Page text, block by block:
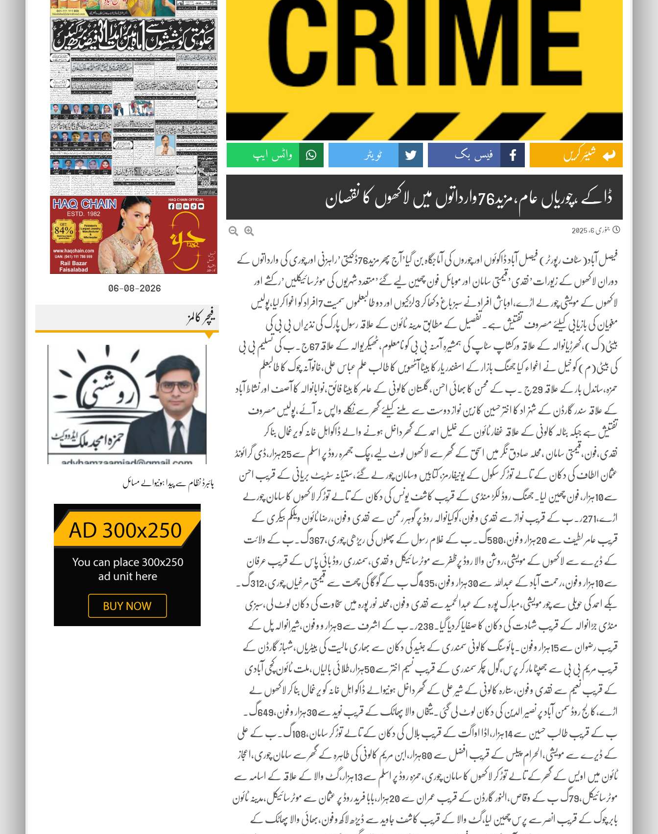
06-08-2026
فیچر کالمز
ہائبرڈ نظام سے پیدا ہونیوالے مسائل
شیئر کریں فیس بک ٹویٹر واٹس ایپ
ڈاکے ،چوریاں عام،مزید76وارداتوں میں لاکھوں کا نقصان
جنوری 6, 2025
فیصل آباد(سٹاف رپورٹر) فیصل آباد ڈاکوئوں اور چوروں کی آماجگاہ بن گیا’آج پھر مزید76ڈکیتی’راہزنی اور چوری کی وارداتوں کے
دوران لاکھوں کے زیورات’نقدی’قیمتی سامان اور موبائل فون چھین لیے گئے’متعدد شہریوں کی موٹرسائیکلیں’رکشے اور
لاکھوں کے مویشی چور لے اڑے،اوباش افرادنے سبز باغ دکھا کر 3لڑکیوں اور دو طالبعلموں سمیت7افراد کو اغوا کرلیا،پولیس
مغویان کی بازیابی کیلئے مصروف تفتیش ہے۔تفصیل کے مطابق مدینہ ٹائون کے علاقہ رسول پارک کی نذیراں بی بی کی
بیٹی(ک)،کھرڑیانوالہ کے علاقہ ورکشاپ سٹاپ کی ہمشیرہ آمنہ بی بی کو نامعلوم،ٹھیکریوالہ کے علاقہ67ج۔ب کی تسلیم بی بی
کی بیٹی(م) کو خیل نے اغواء کیا جھنگ بازار کے اسفندر یار کا بیٹا آٹھویں کا طالب علم عباس علی،خانوآنہ چوک کا طالبعلم
حمزہ،ساندل بار کے علاقہ 29ج ۔ب کے محسن کا بھائی احسن،گلستان کالونی کے عامر کا بیٹا فائق،نوابانوالہ کا آصف اور نشاط آباد
کے علاقہ سندر گارڈن کے شہزاد کا اختر حسین کا زین نواز دوست سے ملنے کیلئے گھر سے نکلے واپس نہ آئے،پولیس مصروف
تفتیش ہے جبکہ بٹالہ کالونی کے علاقہ غفار ٹائون کے خلیل احمد کے گھر داخل ہونے والے ڈاکواہل خانہ کو یرغمال بنا کر
نقدی،فون،قیمتی سامان ،محلہ صادق نگر میں اسحق کے گھر سے لاکھوں لوٹ لیے،چک جھمرہ روڈ پر اسلم سے25ہزار،ڈی گرائونڈ
عثمان الطاف کی دکان کے تالے توڑ کر سکول کے یونیفارمز، کتابیں وسامان چور لے گئے،ستیانہ سٹریٹ بریانی کے قریب احسن
سے10ہزار، فون چھین لیا۔جھنگ روڈ لکڑ منڈی کے قریب کاشف یونس کی دکان کے تالے توڑ کر لاکھوں کا سامان چورلے
اڑے،271ر۔ب کے قریب نواز سے نقدی و فون،کوکیانوالہ روڈ پر گوہر رحمن سے نقدی و فون،رضا ٹائون ویلکم بیکری کے
قریب عامر لطیف سے 20ہزار و فون،580گ۔ب کے غلام رسول کے پھلوں کی ریڑھی چوری،367گ۔ب کے ولائت
کے ڈیرے سے لاکھوں کے مویشی،روشن والا روڈ پرظفر سے موٹرسائیکل و نقدی،سمندری روڈ بائی پاس کے قریب عرفان
سے10ہزار و فون،رحمت آباد کے عبداللہ سے30ہزار و فون،435گ ب کے گوگا کی چھت سے قیمتی مرغیاں چوری،312گ۔
بکے احمد کی حویلی سے چور مویشی،مبارک پورہ کے عبدالحمید سے نقدی و فون،محلہ نور پورہ میں سخاوت کی دکان لوٹ لی،سبزی
منڈی جڑانوالہ کے قریب شہادت کی دکان کا صفایا کردیا گیا۔238ر۔ب کے اشرف سے9ہزار و و فون،شیرانوالہ پل کے
قریب رضوان سے15ہزار و فون۔ہائوسنگ کالونی سمندری کے جنید کی دکان سے بھاری مالیت کی بیٹریاں،شہباز گارڈن کے
قریب مریم بی بی سے جھپٹا مار کر پرس،گول چکر سمندری کے قریب نسیم اختر سے50ہزار،طلائی بالیاں،ملت ٹائون کچی آبادی
کے قریب نعیم سے نقدی و فون،ستارہ کالونی کے شیر علی کے گھر داخل ہونیوالے ڈاکو اہل خانہ کو یرغمال بنا کر لاکھوں لے
اڑے،کالج روڈ سمن آباد پر نصیر الدین کی دکان لوٹ لی گئی۔شیخاں والا پھاٹک کے قریب نوید سے30ہزار و فون،649گ۔
ب کے قریب طالب حسین سے14ہزار،اڈا اواگت کے قریب بلال کی دکان کے تالے توڑ کر سامان،108گ۔ب کے علی
کے ڈیرے سے مویشی،الحرام پیلس کے قریب افضل سے 80ہزار،ابن مریم کالونی کی طاہرہ کے گھر سے سامان چوری،اعجاز
ٹائون میں اویس کے گھر کے تالے توڑ کر لاکھوں کا سامان چوری،حمزہ روڈ پر اسلم سے13ہزار،گٹ والا کے علاقہ کے اسامہ سے
موٹرسائیکل،79گ ب کے وقاص،النور گارڈن کے قریب عمران سے 20ہزار،بابا فرید روڈ پر عثمان سے موٹرسائیکل،مدینہ ٹائون
بابر چوک کے قریب انصر سے پرس چھین لیا،گٹ والا کے قریب کاشف جاوید سے ڈیڑھ لاکھ و فون،بھائی والا پھاٹک کے